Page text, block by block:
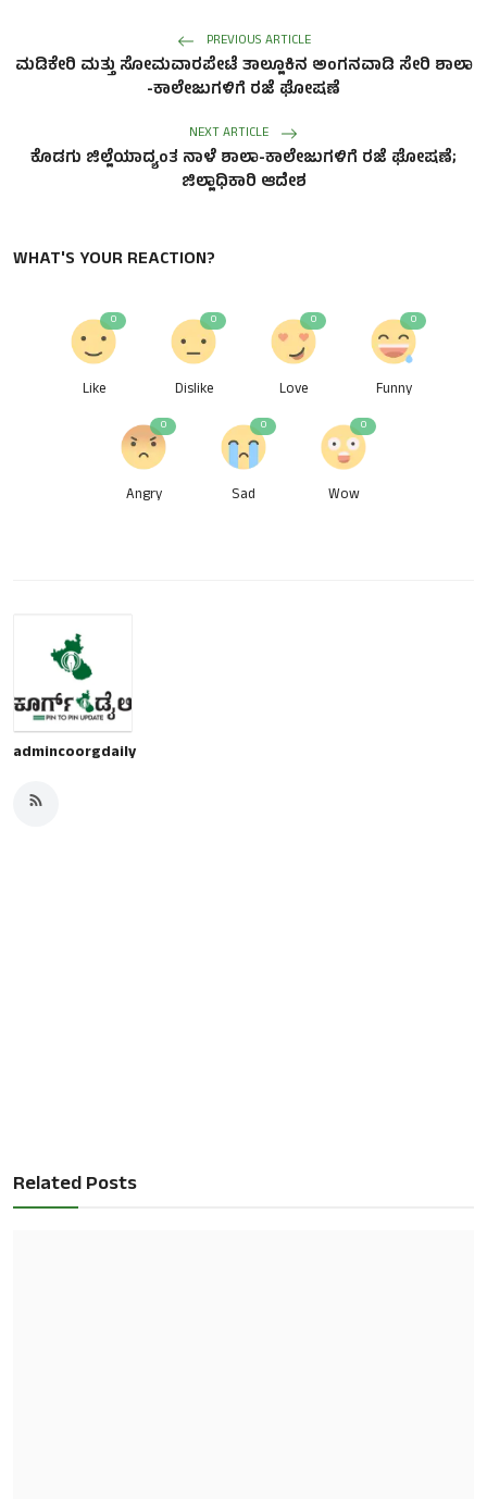
PREVIOUS ARTICLE
ಮಡಿಕೇರಿ ಮತ್ತು ಸೋಮವಾರಪೇಟೆ ತಾಲ್ಲೂಕಿನ ಅಂಗನವಾಡಿ ಸೇರಿ ಶಾಲಾ
-ಕಾಲೇಜುಗಳಿಗೆ ರಜೆ ಘೋಷಣೆ
NEXT ARTICLE
ಕೊಡಗು ಜಿಲ್ಲೆಯಾದ್ಯಂತ ನಾಳೆ ಶಾಲಾ-ಕಾಲೇಜುಗಳಿಗೆ ರಜೆ ಘೋಷಣೆ;
ಜಿಲ್ಲಾಧಿಕಾರಿ ಆದೇಶ
WHAT'S YOUR REACTION?
Like
0
Dislike
0
Love
0
Funny
0
Angry
0
Sad
0
Wow
0
admincoorgdaily
Related Posts